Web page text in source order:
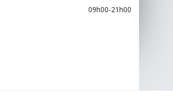
09h00-21h00